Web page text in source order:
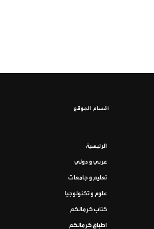
أقسام الموقع
الرئيسية
عربي و دولي
تعليم و جامعات
علوم و تكنولوجيا
كتاب كرمالكم
اطباق كرمالكم